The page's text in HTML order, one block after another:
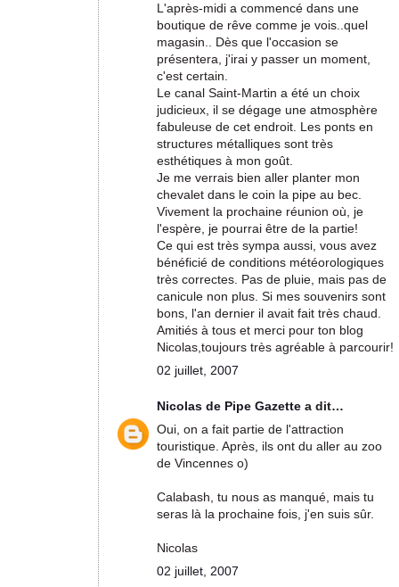
L'après-midi a commencé dans une
boutique de rêve comme je vois..quel
magasin.. Dès que l'occasion se
présentera, j'irai y passer un moment,
c'est certain.
Le canal Saint-Martin a été un choix
judicieux, il se dégage une atmosphère
fabuleuse de cet endroit. Les ponts en
structures métalliques sont très
esthétiques à mon goût.
Je me verrais bien aller planter mon
chevalet dans le coin la pipe au bec.
Vivement la prochaine réunion où, je
l'espère, je pourrai être de la partie!
Ce qui est très sympa aussi, vous avez
bénéficié de conditions météorologiques
très correctes. Pas de pluie, mais pas de
canicule non plus. Si mes souvenirs sont
bons, l'an dernier il avait fait très chaud.
Amitiés à tous et merci pour ton blog
Nicolas,toujours très agréable à parcourir!
02 juillet, 2007
Nicolas de Pipe Gazette a dit…
Oui, on a fait partie de l'attraction
touristique. Après, ils ont du aller au zoo
de Vincennes o)
Calabash, tu nous as manqué, mais tu
seras là la prochaine fois, j'en suis sûr.
Nicolas
02 juillet, 2007